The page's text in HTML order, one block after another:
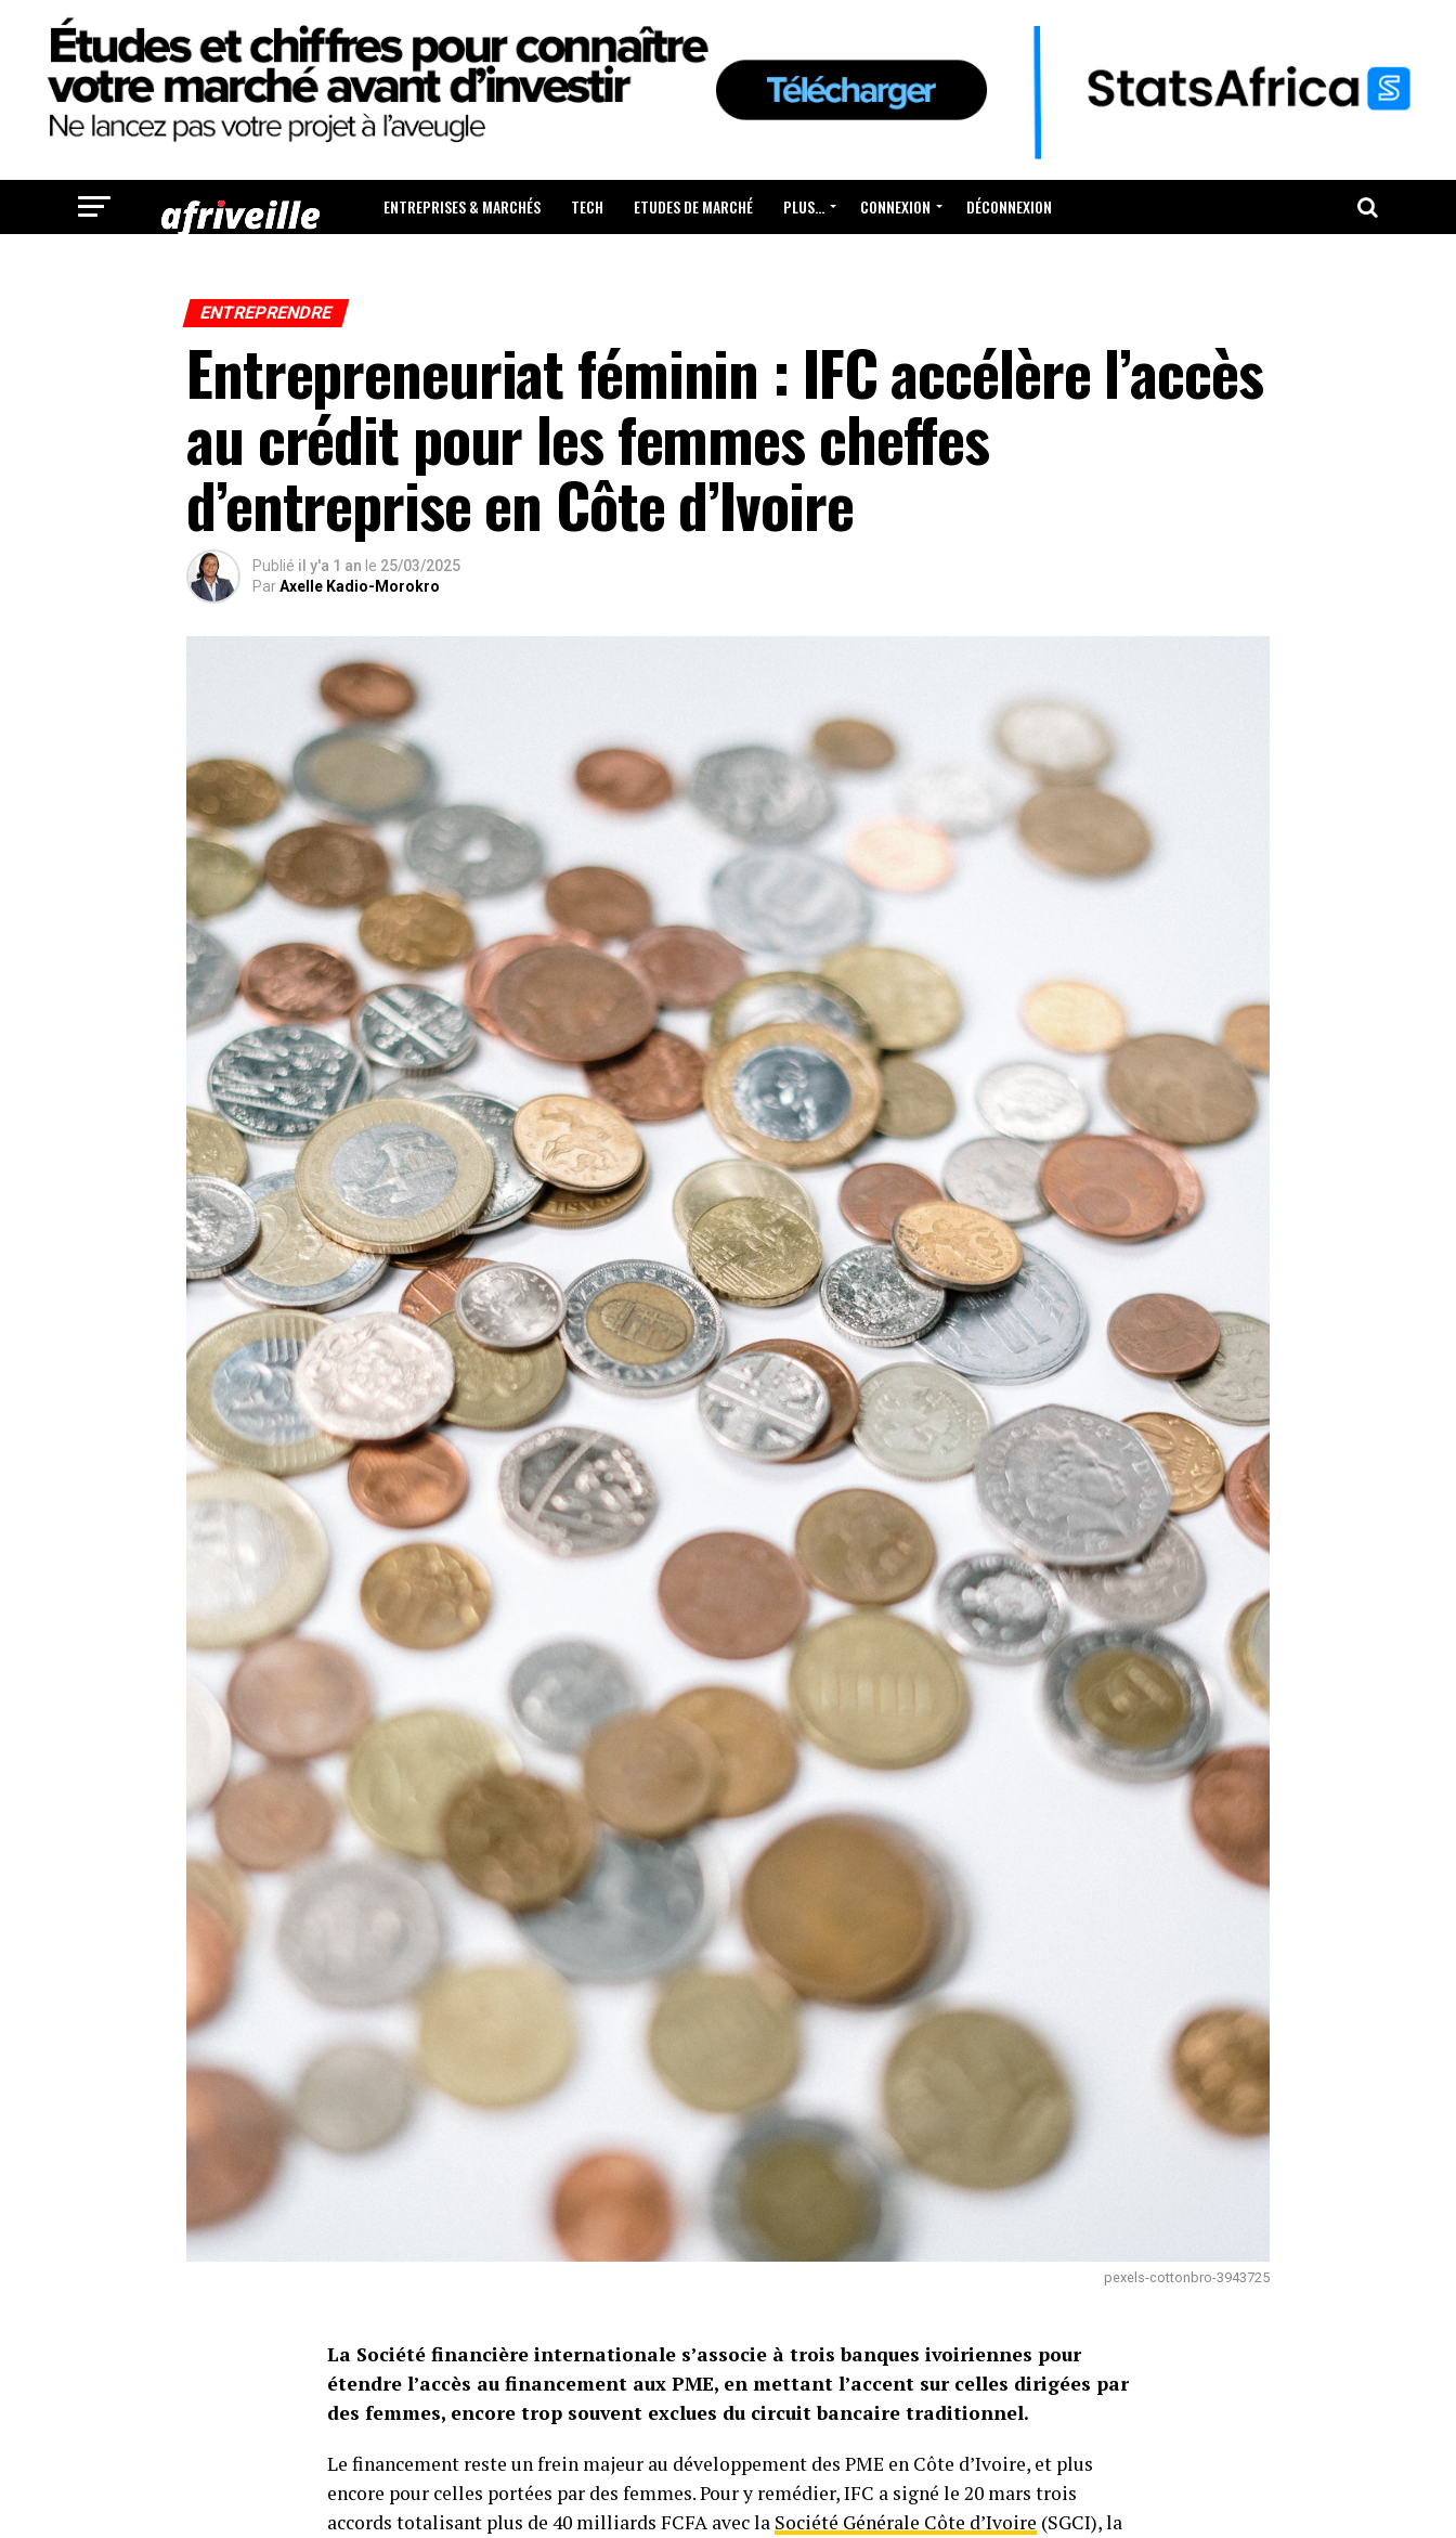
ENTREPRISES & MARCHÉS TECH ETUDES DE MARCHÉ PLUS… CONNEXION DÉCONNEXION
ENTREPRENDRE
Entrepreneuriat féminin : IFC accélère l’accès
au crédit pour les femmes cheffes
d’entreprise en Côte d’Ivoire
Publié il y'a 1 an le 25/03/2025
ParAxelle Kadio-Morokro
pexels-cottonbro-3943725
La Société financière internationale s’associe à trois banques ivoiriennes pour
étendre l’accès au financement aux PME, en mettant l’accent sur celles dirigées par
des femmes, encore trop souvent exclues du circuit bancaire traditionnel.
Le financement reste un frein majeur au développement des PME en Côte d’Ivoire, et plus
encore pour celles portées par des femmes. Pour y remédier, IFC a signé le 20 mars trois
accords totalisant plus de 40 milliards FCFA avec la Société Générale Côte d’Ivoire (SGCI), la